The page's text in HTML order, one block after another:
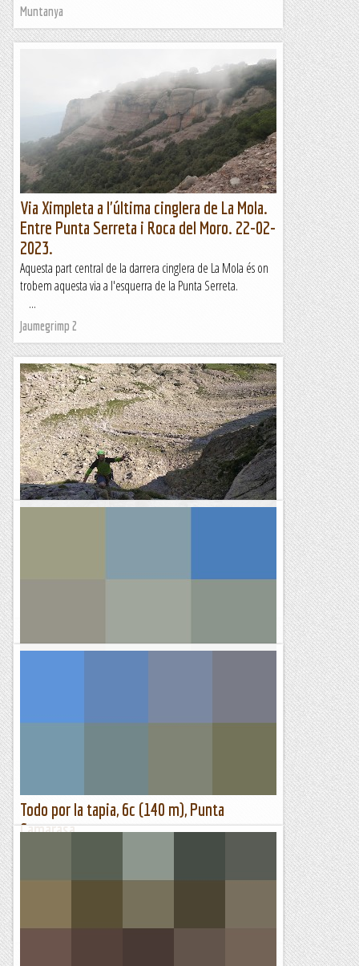
Muntanya
Via Ximpleta a l'última cinglera de La Mola.
Entre Punta Serreta i Roca del Moro. 22-02-
2023.
Aquesta part central de la darrera cinglera de La Mola és on
trobem aquesta via a l'esquerra de la Punta Serreta.
...
Jaumegrimp 2
bon maridatge. Diuen que les comparacions són...
Dent d' en Rosell i com que fa molt temps que no...
Todo por la tapia, 6c (140 m), Punta
Camarasa
reunió/xerrada/debat sobre escalada sostenible. Ens
Lo gall